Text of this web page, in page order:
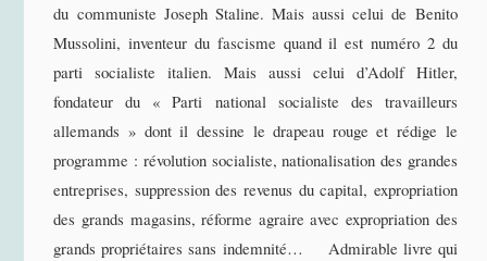
du communiste Joseph Staline. Mais aussi celui de Benito
Mussolini, inventeur du fascisme quand il est numéro 2 du
parti socialiste italien. Mais aussi celui d’Adolf Hitler,
fondateur du « Parti national socialiste des travailleurs
allemands » dont il dessine le drapeau rouge et rédige le
programme : révolution socialiste, nationalisation des grandes
entreprises, suppression des revenus du capital, expropriation
des grands magasins, réforme agraire avec expropriation des
grands propriétaires sans indemnité… Admirable livre qui